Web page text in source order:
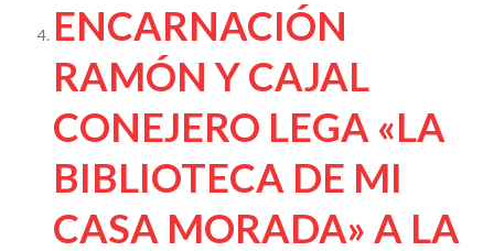
ENCARNACIÓN
RAMÓN Y CAJAL
CONEJERO LEGA «LA
BIBLIOTECA DE MI
CASA MORADA» A LA